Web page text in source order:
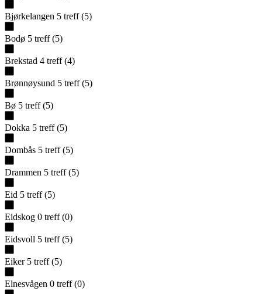
Bjørkelangen 5 treff (5)
Bodø 5 treff (5)
Brekstad 4 treff (4)
Brønnøysund 5 treff (5)
Bø 5 treff (5)
Dokka 5 treff (5)
Dombås 5 treff (5)
Drammen 5 treff (5)
Eid 5 treff (5)
Eidskog 0 treff (0)
Eidsvoll 5 treff (5)
Eiker 5 treff (5)
Elnesvågen 0 treff (0)